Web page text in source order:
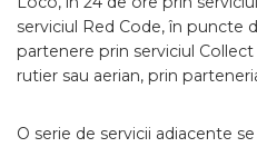
serviciul Red Code, în puncte
partenere prin serviciul
rutier sau aerian, prin
O serie de servicii adiacente